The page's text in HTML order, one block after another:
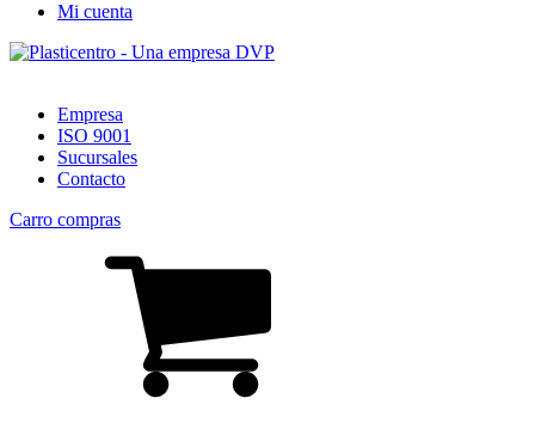
Mi cuenta
Empresa
ISO 9001
Sucursales
Contacto
Carro compras